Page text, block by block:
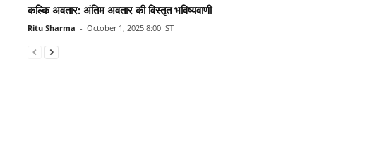
कल्कि अवतार: अंतिम अवतार की विस्तृत भविष्यवाणी
Ritu Sharma - October 1, 2025 8:00 IST